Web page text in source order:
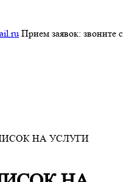
Прием заявок: звоните с
НА УСЛУГИ